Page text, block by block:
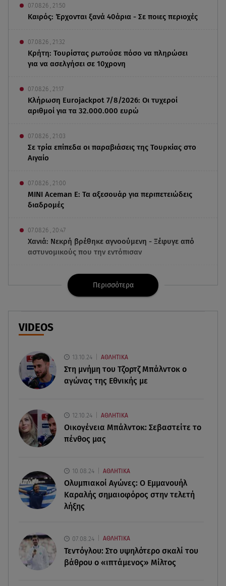
07.08.26 , 21:50
Καιρός: Έρχονται ξανά 40άρια - Σε ποιες περιοχές
07.08.26 , 21:32
Κρήτη: Τουρίστας ρωτούσε πόσο να πληρώσει
για να ασελγήσει σε 10χρονη
07.08.26 , 21:17
Κλήρωση Eurojackpot 7/8/2026: Οι τυχεροί
αριθμοί για τα 32.000.000 ευρώ
07.08.26 , 21:03
Σε τρία επίπεδα οι παραβιάσεις της Τουρκίας στο
Αιγαίο
07.08.26 , 21:00
MINI Aceman E: Τα αξεσουάρ για περιπετειώδεις
διαδρομές
07.08.26 , 20:47
Χανιά: Νεκρή βρέθηκε αγνοούμενη - Ξέφυγε από
αστυνομικούς που την εντόπισαν
Μυστράς: Κρίσιμος για το κατηγορητήριο ο
χρόνος θανάτου του 90χρονου
07.08.26 , 20:13
Κυψέλη: Tι βρέθηκε στο διαμέρισμα της
07.08.26 , 19:15
Συντάξεις Σεπτεμβρίου: Πότε θα μπουν τα
07.08.26 , 18:45
Φωτιά στο Στεφάνι Κορίνθου: Μήνυμα από το 112
- Σηκώθηκαν εναέρια μέσα
Έξοδος Αυγούστου: Στο 100% η πληρότητα για
Κυκλάδες
αποτελέσματα
Περισσότερα
VIDEOS
13.10.24 ΑΘΛΗΤΙΚΑ
Στη μνήμη του Τζορτζ Μπάλντοκ ο
αγώνας της Εθνικής με
12.10.24 ΑΘΛΗΤΙΚΑ
Οικογένεια Μπάλντοκ: Σεβαστείτε το
πένθος μας
10.08.24 ΑΘΛΗΤΙΚΑ
Ολυμπιακοί Αγώνες: Ο Εμμανουήλ
Καραλής σημαιοφόρος στην τελετή
λήξης
07.08.24 ΑΘΛΗΤΙΚΑ
Τεντόγλου: Στο υψηλότερο σκαλί του
βάθρου ο «ιπτάμενος» Μίλτος